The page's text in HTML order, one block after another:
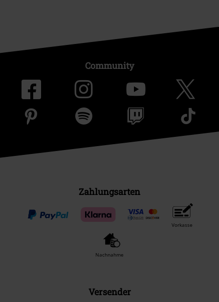
Community
Zahlungsarten
Vorkasse
Nachnahme
Versender